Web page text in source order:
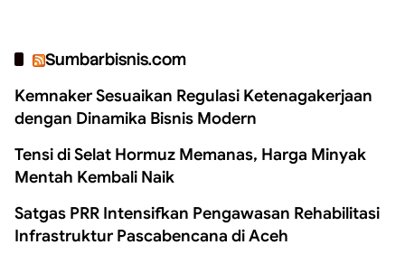
Sumbarbisnis.com
Kemnaker Sesuaikan Regulasi Ketenagakerjaan
dengan Dinamika Bisnis Modern
Tensi di Selat Hormuz Memanas, Harga Minyak
Mentah Kembali Naik
Satgas PRR Intensifkan Pengawasan Rehabilitasi
Infrastruktur Pascabencana di Aceh